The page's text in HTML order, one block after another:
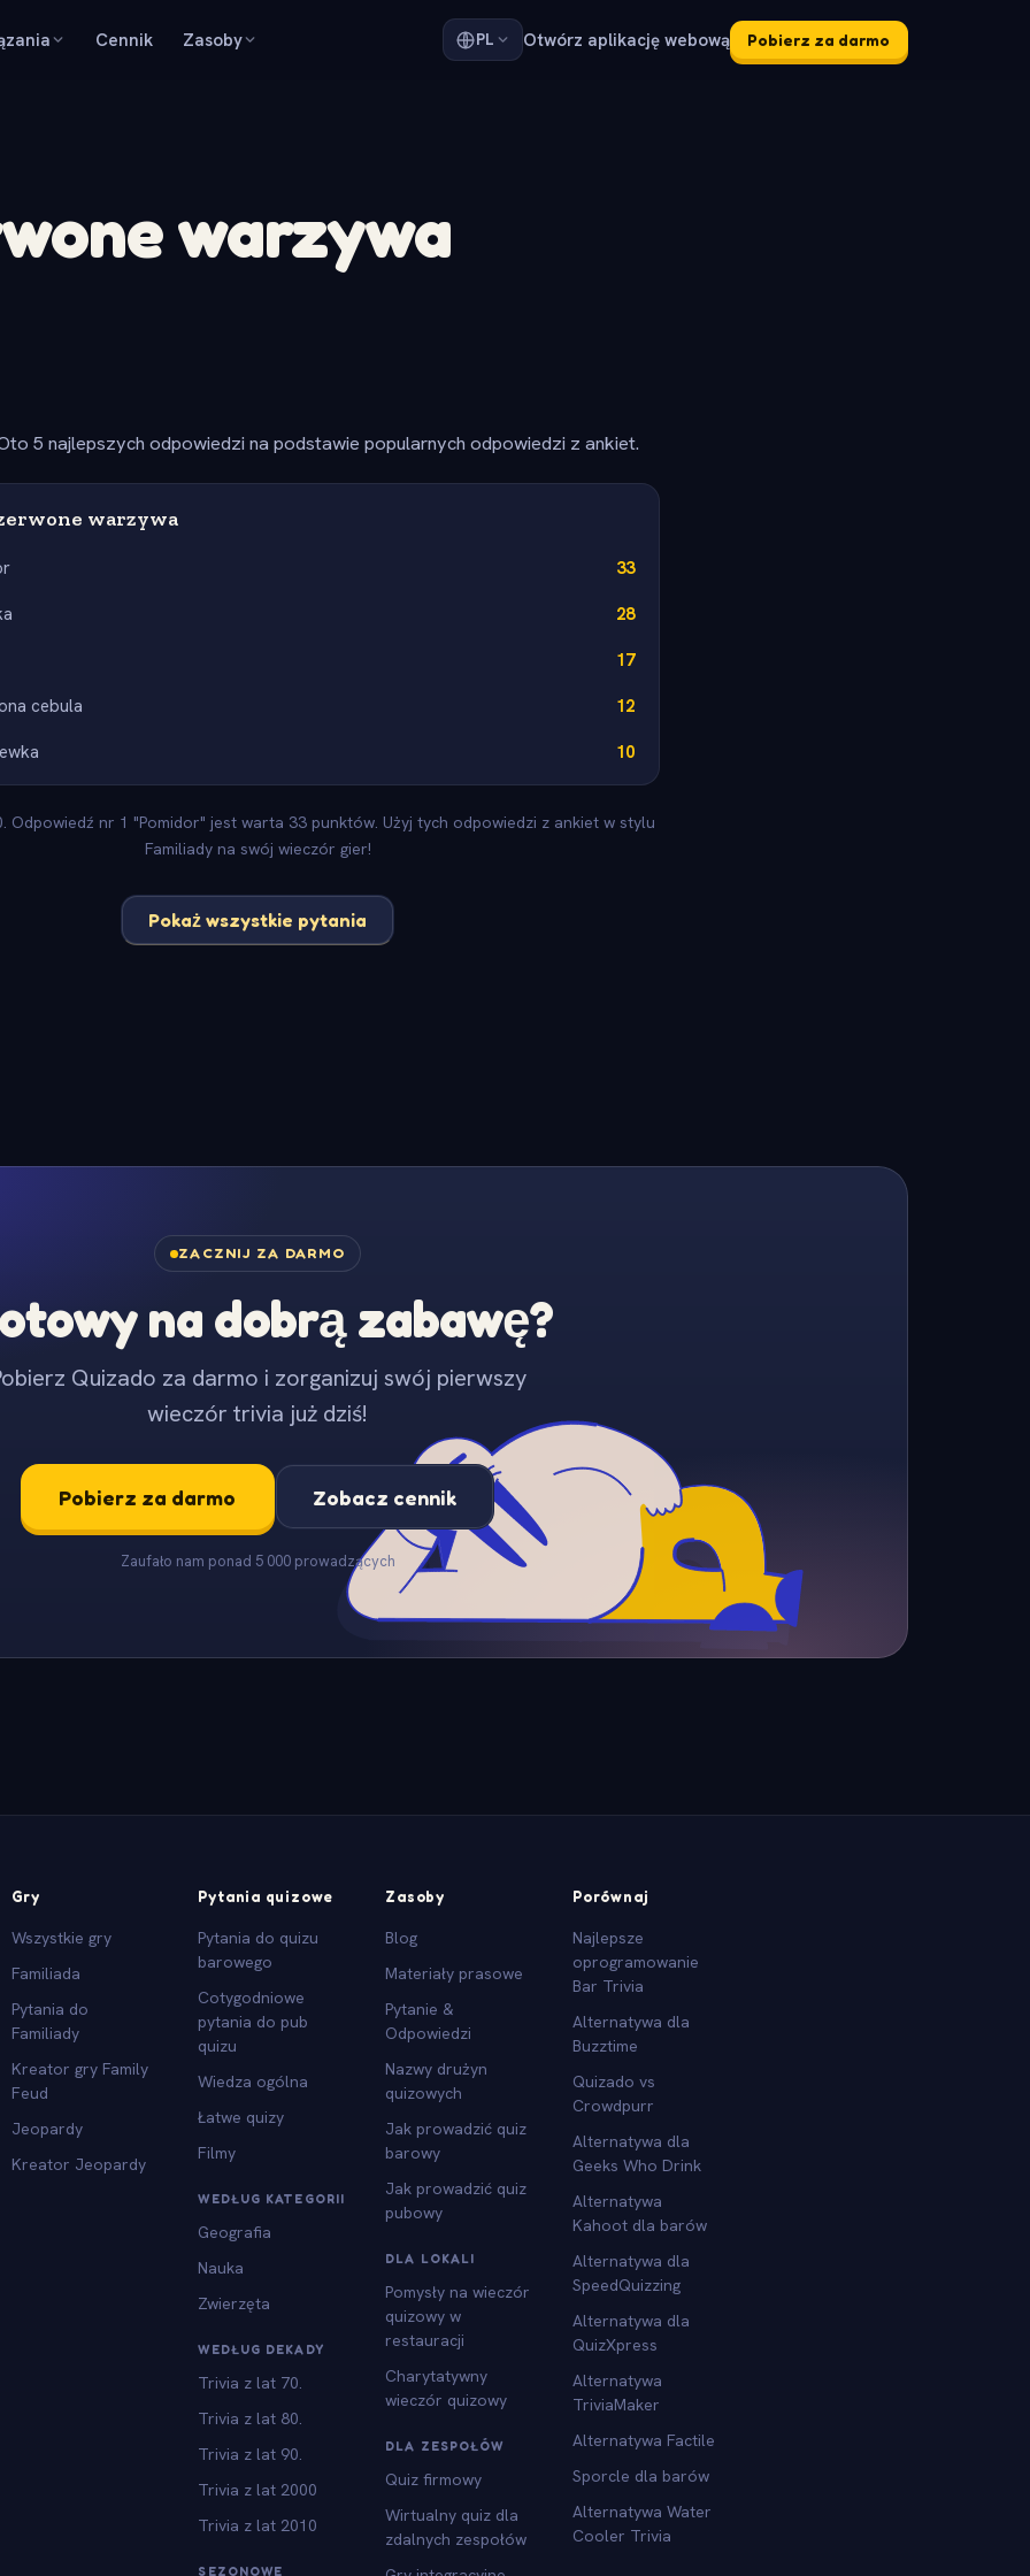
Cennik Zasoby PL Otwórz aplikację webową Pobierz za darmo
warzywa
5 najlepszych odpowiedzi na podstawie popularnych odpowiedzi z ankiet.
warzywa
33
28
17
cebula
12
10
Odpowiedź nr 1 "Pomidor" jest warta 33 punktów. Użyj tych odpowiedzi z ankiet w stylu
Familiady na swój wieczór gier!
Pokaż wszystkie pytania
ZACZNIJ ZA DARMO
na dobrą zabawę?
Quizado za darmo i zorganizuj swój pierwszy
wieczór trivia już dziś!
Pobierz za darmo Zobacz cennik
Zaufało nam ponad 5 000 prowadzących
Gry
Wszystkie gry
Familiada
Pytania do
Familiady
Kreator gry Family
Feud
Jeopardy
Kreator Jeopardy
Pytania quizowe
Pytania do quizu
barowego
Cotygodniowe
pytania do pub
quizu
Wiedza ogólna
Łatwe quizy
Filmy
WEDŁUG KATEGORII
Geografia
Nauka
Zwierzęta
WEDŁUG DEKADY
Trivia z lat 70.
Trivia z lat 80.
Trivia z lat 90.
Trivia z lat 2000
Trivia z lat 2010
SEZONOWE
Zasoby
Blog
Materiały prasowe
Pytanie &
Odpowiedzi
Nazwy drużyn
quizowych
Jak prowadzić quiz
barowy
Jak prowadzić quiz
pubowy
DLA LOKALI
Pomysły na wieczór
quizowy w
restauracji
Charytatywny
wieczór quizowy
DLA ZESPOŁÓW
Quiz firmowy
Wirtualny quiz dla
zdalnych zespołów
Porównaj
Najlepsze
oprogramowanie
Bar Trivia
Alternatywa dla
Buzztime
Quizado vs
Crowdpurr
Alternatywa dla
Geeks Who Drink
Alternatywa
Kahoot dla barów
Alternatywa dla
SpeedQuizzing
Alternatywa dla
QuizXpress
Alternatywa
TriviaMaker
Alternatywa Factile
Sporcle dla barów
Alternatywa Water
Cooler Trivia